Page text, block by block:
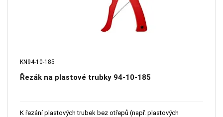
KN94-10-185
Řezák na plastové trubky 94-10-185
K řezání plastových trubek bez otřepů (např. plastových